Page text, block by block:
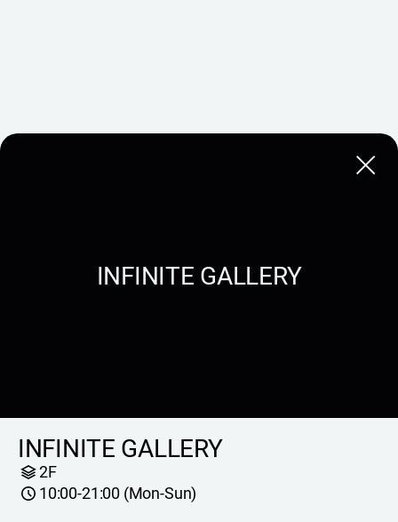
Close
INFINITE GALLERY
INFINITE GALLERY
2F
10:00-21:00 (Mon-Sun)